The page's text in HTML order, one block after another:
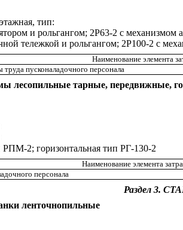
, тип:
и рольгангом; 2Р63-2 с механизмом а
тележкой и рольгангом; 2Р100-2 с
Наименование элемента
труда пусконаладочного персонала
лесопильные тарные, передвижные,
РПМ-2; горизонтальная тип РГ-130-2
Наименование элемента
адочного персонала
Раздел 3.
ленточнопильные